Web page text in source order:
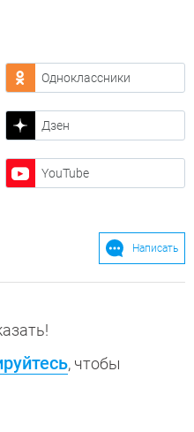
Одноклассники
Дзен
YouTube
Написать
, чтобы